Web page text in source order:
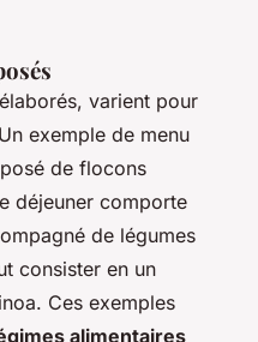
varient pour
exemple de menu
de flocons
déjeuner comporte
de légumes
consister en un
Ces exemples
alimentaires